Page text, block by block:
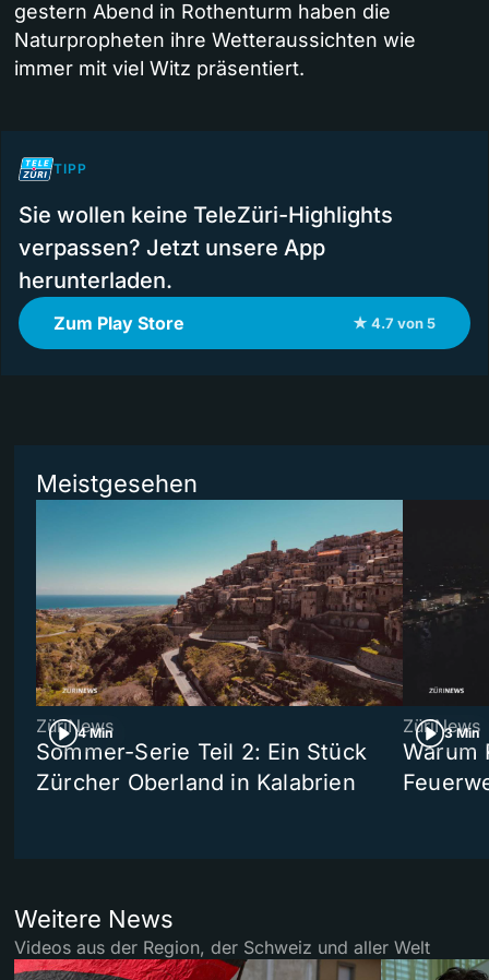
gestern Abend in Rothenturm haben die
Naturpropheten ihre Wetteraussichten wie
immer mit viel Witz präsentiert.
TIPP
Sie wollen keine TeleZüri-Highlights
verpassen? Jetzt unsere App
herunterladen.
Zum Play Store ★ 4.7 von 5
Meistgesehen
4 Min
ZüriNews
Sommer-Serie Teil 2: Ein Stück
Zürcher Oberland in Kalabrien
3 Min
ZüriNews
Warum
Weitere News
Videos aus der Region, der Schweiz und aller Welt